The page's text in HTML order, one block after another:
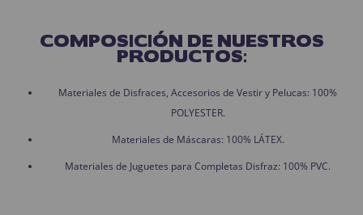
COMPOSICIÓN DE NUESTROS
PRODUCTOS:
Materiales de Disfraces, Accesorios de Vestir y Pelucas: 100%
POLYESTER.
Materiales de Máscaras: 100% LÁTEX.
Materiales de Juguetes para Completas Disfraz: 100% PVC.